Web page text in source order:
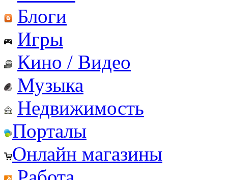
Блоги
Игры
Кино / Видео
Музыка
Недвижимость
Порталы
Онлайн магазины